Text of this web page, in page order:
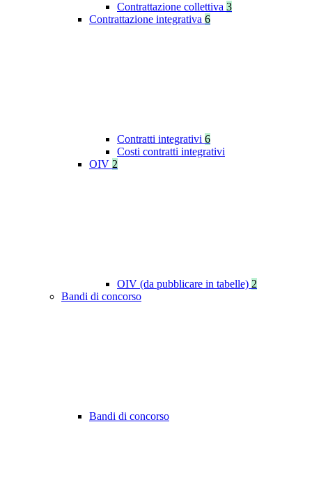
Contrattazione collettiva 3
Contrattazione integrativa 6
Contratti integrativi 6
Costi contratti integrativi
OIV 2
OIV (da pubblicare in tabelle) 2
Bandi di concorso
Bandi di concorso